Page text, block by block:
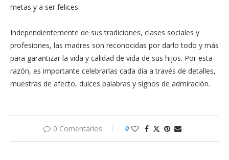
metas y a ser felices.
Independientemente de sus tradiciones, clases sociales y
profesiones, las madres son reconocidas por darlo todo y más
para garantizar la vida y calidad de vida de sus hijos. Por esta
razón, es importante celebrarlas cada día a través de detalles,
muestras de afecto, dulces palabras y signos de admiración.
0 Comentarios 0